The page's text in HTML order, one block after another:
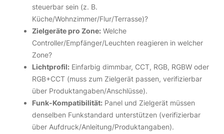
steuerbar sein (z. B.
Küche/Wohnzimmer/Flur/Terrasse)?
Zielgeräte pro Zone: Welche
Controller/Empfänger/Leuchten reagieren in welcher
Zone?
Lichtprofil: Einfarbig dimmbar, CCT, RGB, RGBW oder
RGB+CCT (muss zum Zielgerät passen, verifizierbar
über Produktangaben/Anschlüsse).
Funk-Kompatibilität: Panel und Zielgerät müssen
denselben Funkstandard unterstützen (verifizierbar
über Aufdruck/Anleitung/Produktangaben).